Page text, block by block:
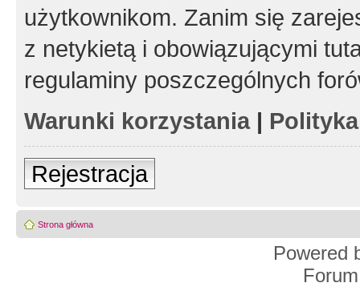
użytkownikom. Zanim się
z netykietą i obowiązującymi
regulaminy poszczególnych
Warunki korzystania|
Rejestracja
Strona główna
Powered